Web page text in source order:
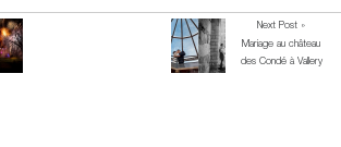
Next Post »
Mariage au château
des Condé à Vallery